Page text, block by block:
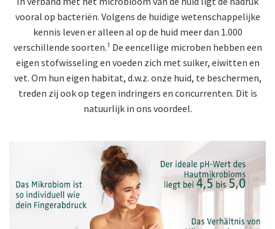
vooral op bacteriën. Volgens de huidige wetenschappelijke
kennis leven er alleen al op de huid meer dan 1.000
verschillende soorten.¹ De eencellige microben hebben een
eigen stofwisseling en voeden zich met suiker, eiwitten en
vet. Om hun eigen habitat, d.w.z. onze huid, te beschermen,
treden zij ook op tegen indringers en concurrenten. Dit is
natuurlijk in ons voordeel.